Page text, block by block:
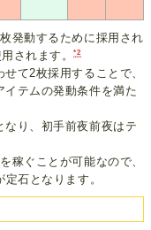
発動するために採用され
されます。*2
て2枚採用することで、
テムの発動条件を満た
り、初手前夜前夜はテ
稼ぐことが可能なので、
石となります。